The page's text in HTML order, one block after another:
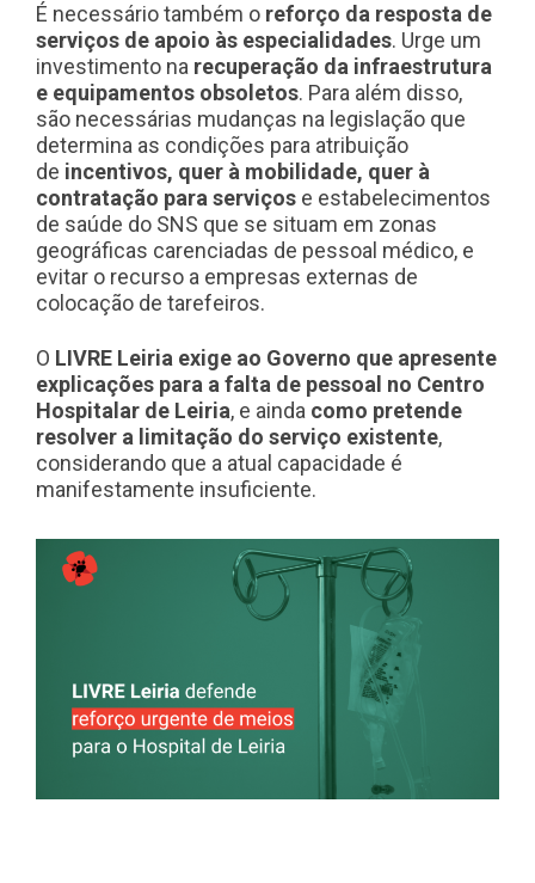
É necessário também o reforço da resposta de
serviços de apoio às especialidades. Urge um
investimento na recuperação da infraestrutura
e equipamentos obsoletos. Para além disso,
são necessárias mudanças na legislação que
determina as condições para atribuição
de incentivos, quer à mobilidade, quer à
contratação para serviços e estabelecimentos
de saúde do SNS que se situam em zonas
geográficas carenciadas de pessoal médico, e
evitar o recurso a empresas externas de
colocação de tarefeiros.
O LIVRE Leiria exige ao Governo que apresente
explicações para a falta de pessoal no Centro
Hospitalar de Leiria, e ainda como pretende
resolver a limitação do serviço existente,
considerando que a atual capacidade é
manifestamente insuficiente.